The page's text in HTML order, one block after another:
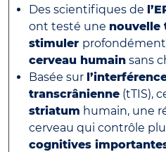
Des scientifiques de
ont testé une nouvelle
stimuler
cerveau humain sans
Basée sur
transcrânienne (tTIS),
striatum humain, une
cerveau qui contrôle
cognitives